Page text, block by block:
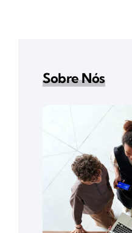
Sobre Nós